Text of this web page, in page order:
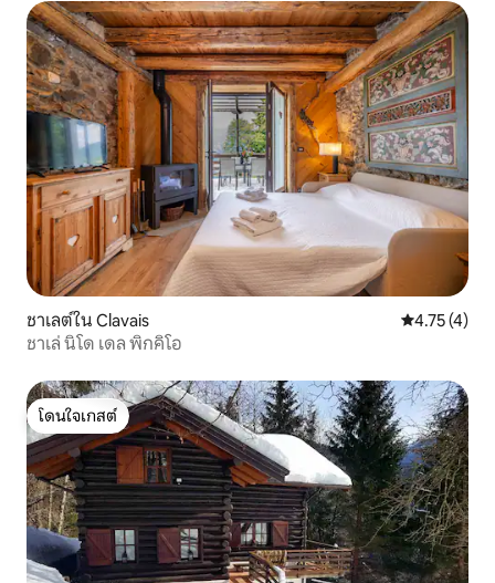
'Ampezzo ซึ่งอยู่ห่างออกไป 60 นาที ผู้เช่า
ต้องชำระภาษีนักท่องเที่ยวเมื่อเช็คอิน: 1
ยูโรต่อคนต่อวันสูงสุด 5 วันไม่รวมเด็กอายุ
ต่ำกว่า 14 ปี Villa Dolce เป็นที่น่ารื่นรมย์
สำหรับคนที่สง่างามและประณีตที่เดินทาง
เพื่อค้นหาทำเลที่มีเอกลักษณ์และมีชื่อเสียง
เพื่อชื่นชมไวน์และอาหารท้องถิ่นและความ
งามของประเทศของเรา เมื่อมีการร้องขอ
พวกเขาจะจัดระเบียบเที่ยวชมสถานที่ด้วย
การชิมไวน์และอาหารท้องถิ่นค้นพบความ
งามของพื้นที่ Prosecco DOCG Villa Dolce
เป็นสถานที่ที่มีเสน่ห์ซึ่งได้รับการถ่ายทอด
ผ่านช่วงอายุตั้งแต่ต้นศตวรรษที่ 19: ความ
หลงใหลและรสนิยมในความงามเป็นหัวข้อ
ของการปรับปรุงต่างๆที่ดำเนินการในช่วง
หลายปีที่ผ่านมา สิ่งสำคัญที่ควรทราบ: ผู้เช่า
ต้องชำระภาษีนักท่องเที่ยวเมื่อเช็คอิน: €1
รวมเด็กอายุต่ำกว่า 14 ปี
ชาเลต์ใน Clavais คะแนนเฉลี่ย
4.75 (4)
ชาเล่ นิโด เดล พิกคิโอ
โดนใจเกสต์
โดนใจเกสต์